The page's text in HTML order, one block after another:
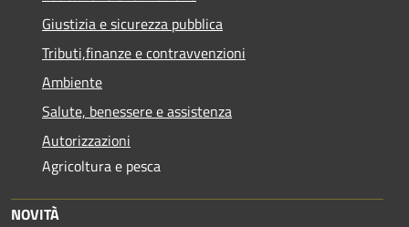
Giustizia e sicurezza pubblica
Tributi,finanze e contravvenzioni
Ambiente
Salute, benessere e assistenza
Autorizzazioni
Agricoltura e pesca
NOVITÀ